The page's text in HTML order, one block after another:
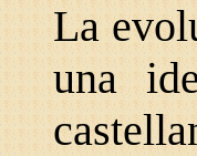
La
una